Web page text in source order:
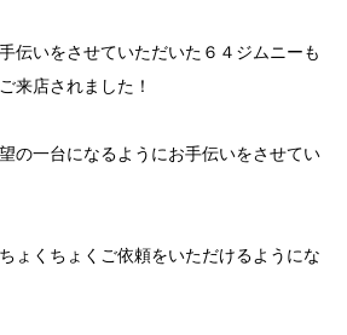
伝いをさせていただいた６４ジムニーも
来店されました！
の一台になるようにお手伝いをさせてい
ょくちょくご依頼をいただけるようにな